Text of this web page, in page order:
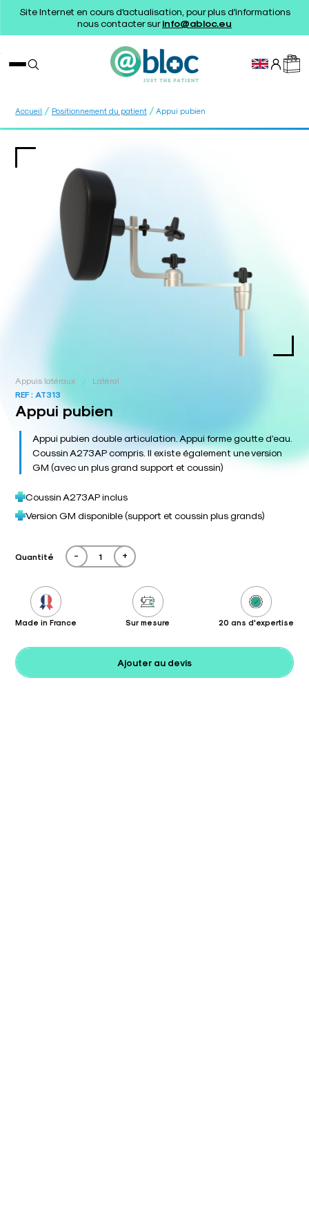
Site Internet en cours d'actualisation, pour plus d'informations
nous contacter surinfo@abloc.eu
Accueil / Positionnement du patient / Appui pubien
Appuis latéraux /
Latéral
REF : AT313
Appui pubien
Appui pubien double articulation. Appui forme goutte d’eau.
Coussin A273AP compris. Il existe également une version
GM (avec un plus grand support et coussin)
Coussin A273AP inclus
Version GM disponible (support et coussin plus grands)
Quantité - +
Made in France Sur mesure 20 ans d'expertise
Ajouter au devis